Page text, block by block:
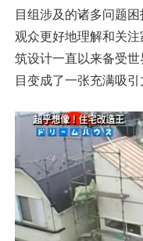
目组涉及的诸多问题
观众更好地理解和关
筑设计一直以来备受
目变成了一张充满吸引